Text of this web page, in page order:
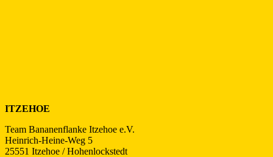
ITZEHOE
Team Bananenflanke Itzehoe e.V.
Heinrich-Heine-Weg 5
25551 Itzehoe / Hohenlockstedt